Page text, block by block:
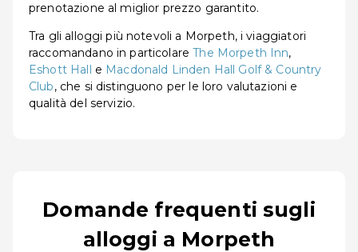
prenotazione al miglior prezzo garantito.
Tra gli alloggi più notevoli a Morpeth, i viaggiatori
raccomandano in particolareThe Morpeth Inn,
Eshott Hall e Macdonald Linden Hall Golf & Country
Club, che si distinguono per le loro valutazioni e
qualità del servizio.
Domande frequenti sugli
alloggi a Morpeth